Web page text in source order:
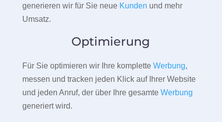
generieren wir für Sie neue Kunden und mehr
Umsatz.
Optimierung
Für Sie optimieren wir Ihre komplette Werbung,
messen und tracken jeden Klick auf Ihrer Website
und jeden Anruf, der über Ihre gesamte Werbung
generiert wird.